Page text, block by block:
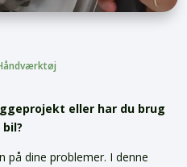
eller har du brug
på dine problemer. I denne